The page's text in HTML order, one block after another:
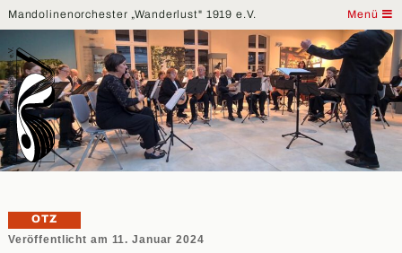
Mandolinenorchester „Wanderlust" 1919 e.V. Menü
OTZ
Veröffentlicht am 11. Januar 2024